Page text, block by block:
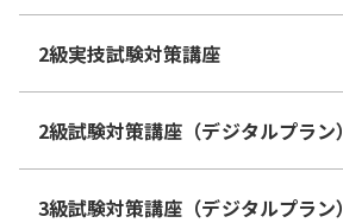
2級実技試験対策講座
2級試験対策講座（デジタルプラン）
3級試験対策講座（デジタルプラン）